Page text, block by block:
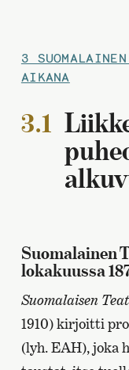
3
AIKANA
3.1
Suomalainen
lokakuussa
Suomalaisen
1910) kirjoitti
(lyh. EAH), joka